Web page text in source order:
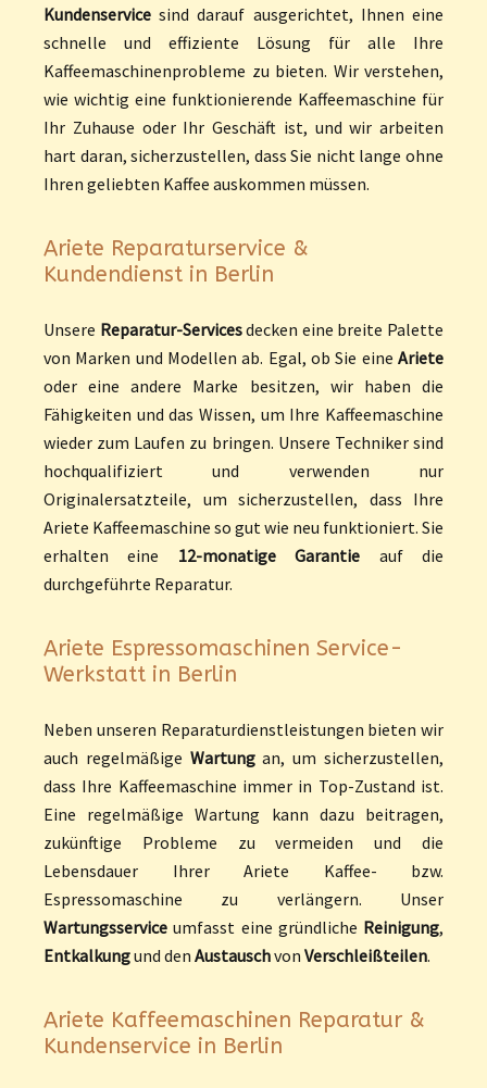
Kundenservice sind darauf ausgerichtet, Ihnen eine
schnelle und effiziente Lösung für alle Ihre
Kaffeemaschinenprobleme zu bieten. Wir verstehen,
wie wichtig eine funktionierende Kaffeemaschine für
Ihr Zuhause oder Ihr Geschäft ist, und wir arbeiten
hart daran, sicherzustellen, dass Sie nicht lange ohne
Ihren geliebten Kaffee auskommen müssen.
Ariete Reparaturservice &
Kundendienst in Berlin
Unsere Reparatur-Servicesdecken eine breite Palette
von Marken und Modellen ab. Egal, ob Sie eine Ariete
oder eine andere Marke besitzen, wir haben die
Fähigkeiten und das Wissen, um Ihre Kaffeemaschine
wieder zum Laufen zu bringen. Unsere Techniker sind
hochqualifiziert und verwenden nur
Originalersatzteile, um sicherzustellen, dass Ihre
Ariete Kaffeemaschine so gut wie neu funktioniert. Sie
erhalten eine 12-monatige Garantie auf die
durchgeführte Reparatur.
Ariete Espressomaschinen Service-
Werkstatt in Berlin
Neben unseren Reparaturdienstleistungen bieten wir
auch regelmäßige Wartungan, um sicherzustellen,
dass Ihre Kaffeemaschine immer in Top-Zustand ist.
Eine regelmäßige Wartung kann dazu beitragen,
zukünftige Probleme zu vermeiden und die
Lebensdauer Ihrer Ariete Kaffee- bzw.
Espressomaschine zu verlängern. Unser
Wartungsservice umfasst eine gründliche Reinigung,
Entkalkungund den Austauschvon Verschleißteilen.
Ariete Kaffeemaschinen Reparatur &
Kundenservice in Berlin